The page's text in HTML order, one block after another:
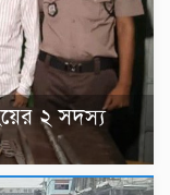
২ সদস্য